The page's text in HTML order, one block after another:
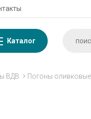
Каталог
ВДВ Погоны